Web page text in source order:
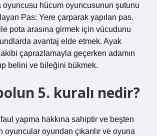
oyuncusu hücum oyuncusunun şutunu
Pas: Yere çarparak yapılan pas.
pota arasına girmek için vücudunu
avantaj elde etmek. Ayak
çaprazlamayla geçerken adamın
belini ve bileğini bükmek.
5. kuralı nedir?
yapma hakkına sahiptir ve beşten
oyuncular oyundan çıkarılır ve oyuna